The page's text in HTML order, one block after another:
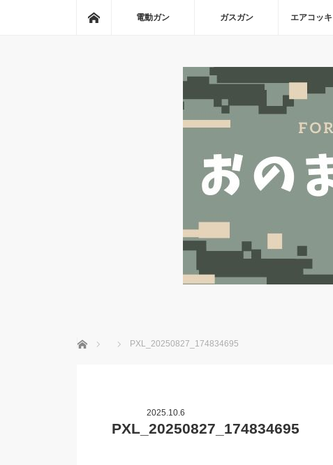
ホーム電動ガン ガスガン エアコッ
ホーム PXL_20250827_174834695
2025.10.6
PXL_20250827_174834695